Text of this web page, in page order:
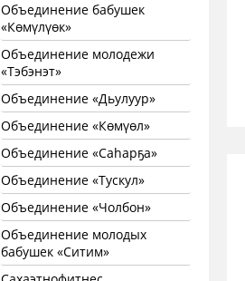
Объединение бабушек
«Көмүлүөк»
Объединение молодежи
«Тэбэнэт»
Объединение «Дьулуур»
Объединение «Көмүөл»
Объединение «Саhарҕа»
Объединение «Тускул»
Объединение «Чолбон»
Объединение молодых
бабушек «Ситим»